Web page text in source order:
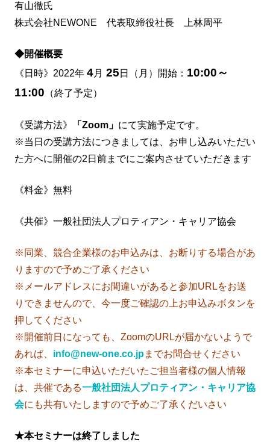
有山徹氏
株式会社NEWONE 代表取締役社長 上林周平
◆開催概要
《日時》2022年 4月 25 日（月）開始： 10:00～
11:00 （終了予定）
《受講方法》 「Zoom」 にて実施予定です。
※当日の受講方法につきましては、お申し込みいただい
た方へに開催の2日前までにご案内させていただきます
《料金》無料
《共催》 一般社団法人プロティアン・キャリア協会
※同業、競合企業様のお申込みは、お断りする場合があ
りますので予めご了承ください
※メールアドレスにお間違いがあると参加URLをお送
りできませんので、今一度ご確認の上お申込みボタンを
押してください
※開催前日になっても、ZoomのURLが届かないようで
あれば、 info@new-one.co.jpまでお問合せください
※本セミナーに申込いただいたご担当者様の個人情報
は、共催である一般社団法人プロティアン・キャリア協
会にも共有いたしますので予めご了承くだいさい
★本セミナーは終了しました